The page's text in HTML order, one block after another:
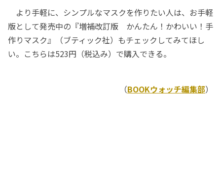
より手軽に、シンプルなマスクを作りたい人は、お手軽
版として発売中の『増補改訂版 かんたん！かわいい！手
作りマスク』（ブティック社）もチェックしてみてほし
い。こちらは523円（税込み）で購入できる。
（BOOKウォッチ編集部）